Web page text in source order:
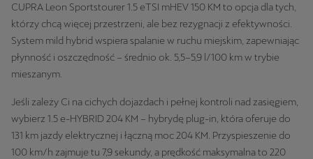
CUPRA Leon Sportstourer 1.5 eTSI mHEV 150 KM to opcja dla tych,
którzy chcą więcej przestrzeni, ale bez rezygnacji z efektywności.
System mild hybrid wspiera spalanie w ruchu miejskim, zapewniając
płynność i oszczędność – średnio ok. 5,5–5,9 l/100 km w trybie
mieszanym.
Jeśli zależy Ci na cichych dojazdach i pełnej kontroli nad zasięgiem,
wybierz 1.5 e-HYBRID 204 KM – hybrydę plug-in, która oferuje do
131 km jazdy elektrycznej i łączną moc 204 KM. Przyspieszenie do
100 km/h zajmuje tu 7,9 sekundy, a prędkość maksymalna to 220